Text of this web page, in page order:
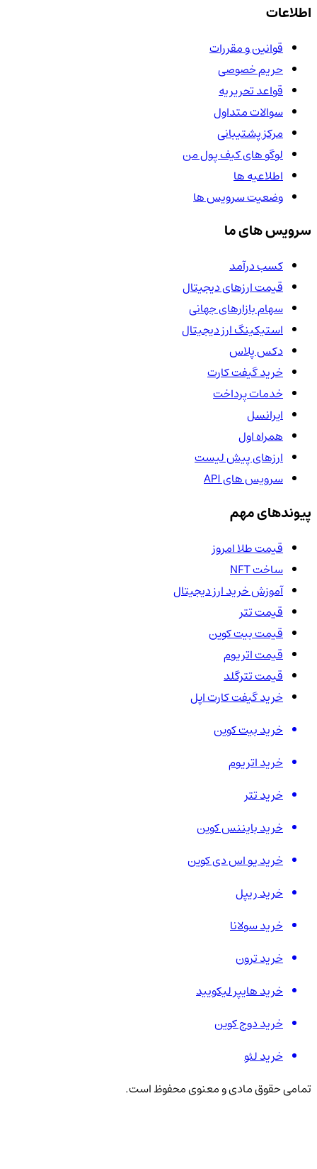
اطلاعات
قوانین و مقررات
حریم خصوصی
قواعد تحریریه
سوالات متداول
مرکز پشتیبانی
لوگو های کیف پول من
اطلاعیه ها
وضعیت سرویس ها
سرویس های ما
کسب درآمد
قیمت ارزهای دیجیتال
سهام بازارهای جهانی
استیکینگ ارز دیجیتال
دکس پلاس
خرید گیفت کارت
خدمات پرداخت
ایرانسل
همراه اول
ارزهای پیش لیست
سرویس های API
پیوندهای مهم
قیمت طلا امروز
ساخت NFT
آموزش خرید ارز دیجیتال
قیمت تتر
قیمت بیت کوین
قیمت اتریوم
قیمت تترگلد
خرید گیفت کارت اپل
خرید بیت کوین
خرید اتریوم
خرید تتر
خرید بایننس کوین
خرید یو اس دی کوین
خرید ریپل
خرید سولانا
خرید ترون
خرید هایپر لیکویید
خرید دوج کوین
خرید لئو
تمامی حقوق مادی و معنوی محفوظ است.